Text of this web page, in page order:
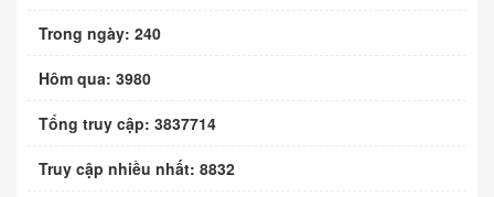
Trong ngày: 240
Hôm qua: 3980
Tổng truy cập: 3837714
Truy cập nhiều nhất: 8832